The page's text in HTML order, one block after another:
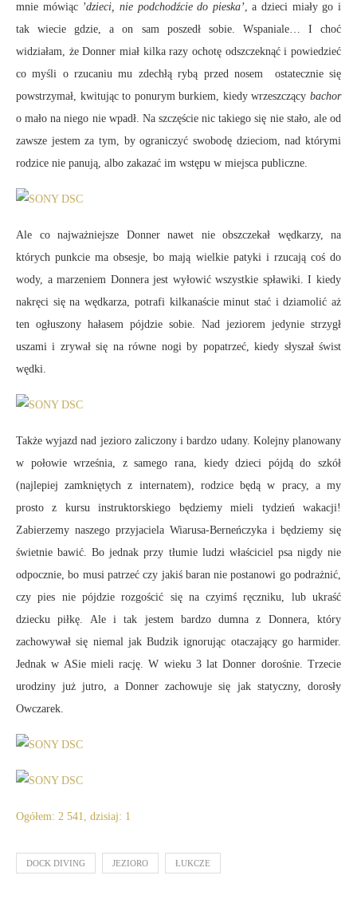
mnie mówiąc ’dzieci, nie podchodźcie do pieska’, a dzieci miały go i
tak wiecie gdzie, a on sam poszedł sobie. Wspaniale… I choć
widziałam, że Donner miał kilka razy ochotę odszczeknąć i powiedzieć
co myśli o rzucaniu mu zdechłą rybą przed nosem ostatecznie się
powstrzymał, kwitując to ponurym burkiem, kiedy wrzeszczący bachor
o mało na niego nie wpadł. Na szczęście nic takiego się nie stało, ale od
zawsze jestem za tym, by ograniczyć swobodę dzieciom, nad którymi
rodzice nie panują, albo zakazać im wstępu w miejsca publiczne.
Ale co najważniejsze Donner nawet nie obszczekał wędkarzy, na
których punkcie ma obsesje, bo mają wielkie patyki i rzucają coś do
wody, a marzeniem Donnera jest wyłowić wszystkie spławiki. I kiedy
nakręci się na wędkarza, potrafi kilkanaście minut stać i dziamolić aż
ten ogłuszony hałasem pójdzie sobie. Nad jeziorem jedynie strzygł
uszami i zrywał się na równe nogi by popatrzeć, kiedy słyszał świst
wędki.
Także wyjazd nad jezioro zaliczony i bardzo udany. Kolejny planowany
w połowie września, z samego rana, kiedy dzieci pójdą do szkół
(najlepiej zamkniętych z internatem), rodzice będą w pracy, a my
prosto z kursu instruktorskiego będziemy mieli tydzień wakacji!
Zabierzemy naszego przyjaciela Wiarusa-Berneńczyka i będziemy się
świetnie bawić. Bo jednak przy tłumie ludzi właściciel psa nigdy nie
odpocznie, bo musi patrzeć czy jakiś baran nie postanowi go podrażnić,
czy pies nie pójdzie rozgościć się na czyimś ręczniku, lub ukraść
dziecku piłkę. Ale i tak jestem bardzo dumna z Donnera, który
zachowywał się niemal jak Budzik ignorując otaczający go harmider.
Jednak w ASie mieli rację. W wieku 3 lat Donner dorośnie. Trzecie
urodziny już jutro, a Donner zachowuje się jak statyczny, dorosły
Owczarek.
Ogółem: 2 541, dzisiaj: 1
DOCK DIVING JEZIORO ŁUKCZE